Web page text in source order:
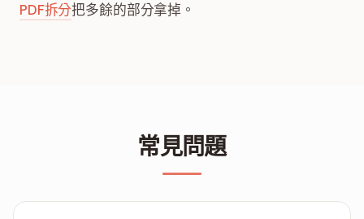
PDF拆分把多餘的部分拿掉。
常見問題